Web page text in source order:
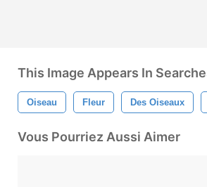
This Image Appears In
Oiseau Fleur Des Oiseaux
Vous Pourriez Aussi Aimer